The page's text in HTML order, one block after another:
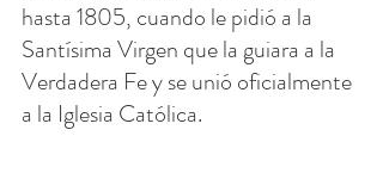
hasta 1805, cuando le pidió a la
Santísima Virgen que la guiara a la
Verdadera Fe y se unió oficialmente
a la Iglesia Católica.